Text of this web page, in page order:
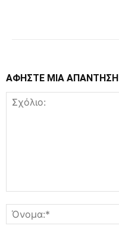
ΑΦΗΣΤΕ ΜΙΑ ΑΠΑΝΤΗΣΗ